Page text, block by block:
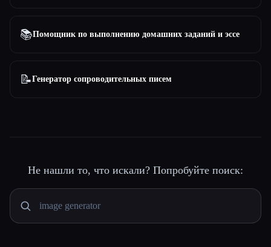
📚Помощник по выполнению домашних заданий и эссе
📝Генератор сопроводительных писем
Не нашли то, что искали? Попробуйте поиск: